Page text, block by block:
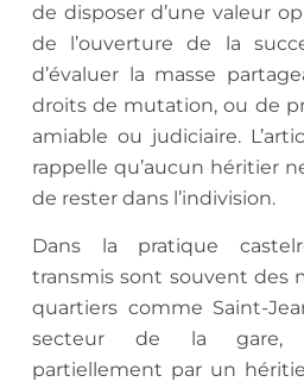
de disposer d’une valeur
de l’ouverture de la
d’évaluer la masse
droits de mutation, ou de
amiable ou judiciaire.
rappelle qu’aucun héritier
de rester dans l’indivision.
Dans la pratique
transmis sont souvent des
quartiers comme Saint-
secteur de la gare,
partiellement par un